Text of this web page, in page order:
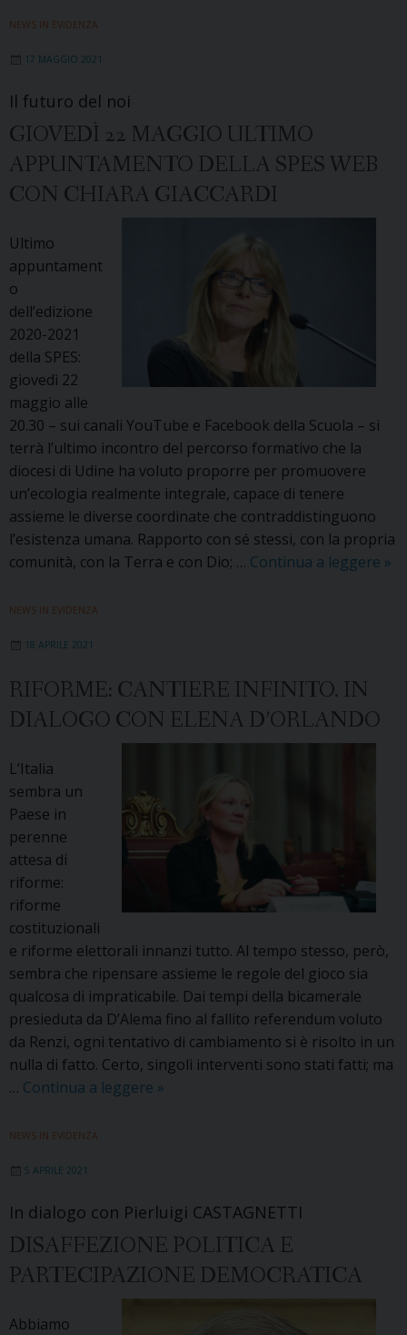
NEWS IN EVIDENZA
17 MAGGIO 2021
Il futuro del noi
GIOVEDÌ 22 MAGGIO ULTIMO
APPUNTAMENTO DELLA SPES WEB
CON CHIARA GIACCARDI
Ultimo
appuntament
o
dell’edizione
2020-2021
della SPES:
giovedì 22
maggio alle
20.30 – sui canali YouTube e Facebook della Scuola – si
terrà l’ultimo incontro del percorso formativo che la
diocesi di Udine ha voluto proporre per promuovere
un’ecologia realmente integrale, capace di tenere
assieme le diverse coordinate che contraddistinguono
l’esistenza umana. Rapporto con sé stessi, con la propria
comunità, con la Terra e con Dio; … Continua a leggere »
NEWS IN EVIDENZA
18 APRILE 2021
RIFORME: CANTIERE INFINITO. IN
DIALOGO CON ELENA D’ORLANDO
L’Italia
sembra un
Paese in
perenne
attesa di
riforme:
riforme
costituzionali
e riforme elettorali innanzi tutto. Al tempo stesso, però,
sembra che ripensare assieme le regole del gioco sia
qualcosa di impraticabile. Dai tempi della bicamerale
presieduta da D’Alema fino al fallito referendum voluto
da Renzi, ogni tentativo di cambiamento si è risolto in un
nulla di fatto. Certo, singoli interventi sono stati fatti; ma
… Continua a leggere Riforme:
Elena
D’Orlando
»
NEWS IN EVIDENZA
5 APRILE 2021
In dialogo con Pierluigi CASTAGNETTI
DISAFFEZIONE POLITICA E
PARTECIPAZIONE DEMOCRATICA
Abbiamo